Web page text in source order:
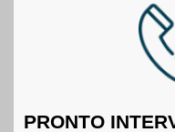
PRONTO